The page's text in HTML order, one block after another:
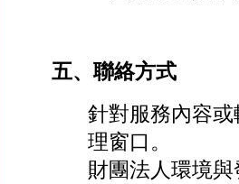
五、聯絡方式
針對服務內容
理窗口。
財團法人環境